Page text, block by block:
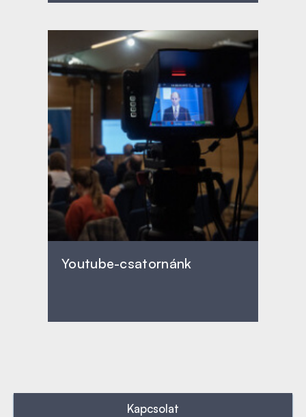
Youtube-csatornánk
Kapcsolat